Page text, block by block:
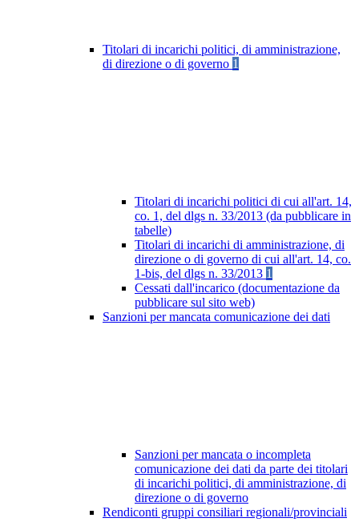
Titolari di incarichi politici, di amministrazione,
di direzione o di governo 1
Titolari di incarichi politici di cui all'art. 14,
co. 1, del dlgs n. 33/2013 (da pubblicare in
tabelle)
Titolari di incarichi di amministrazione, di
direzione o di governo di cui all'art. 14, co.
1-bis, del dlgs n. 33/2013 1
Cessati dall'incarico (documentazione da
pubblicare sul sito web)
Sanzioni per mancata comunicazione dei dati
Sanzioni per mancata o incompleta
comunicazione dei dati da parte dei titolari
di incarichi politici, di amministrazione, di
direzione o di governo
Rendiconti gruppi consiliari regionali/provinciali